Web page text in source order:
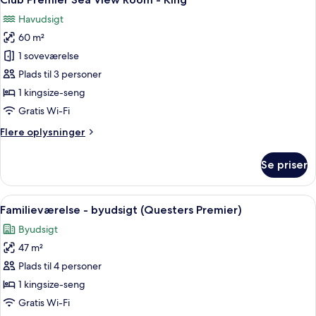
-
King
alle
billeder
af
Club
Premier
Sea
View
-
Havudsigt
60 m²
1 soveværelse
Plads til 3 personer
1 kingsize-seng
Gratis Wi-Fi
Flere oplysninger
Flere
Premier
Sea
View
-
King
Se priser
Indlæs
alle
billeder
af
Familieværelse
-
byudsigt
Et hotelværelse med en stor seng,
6
Familieværelse - byudsigt (Questers Premier)
Byudsigt
47 m²
Plads til 4 personer
1 kingsize-seng
Gratis Wi-Fi